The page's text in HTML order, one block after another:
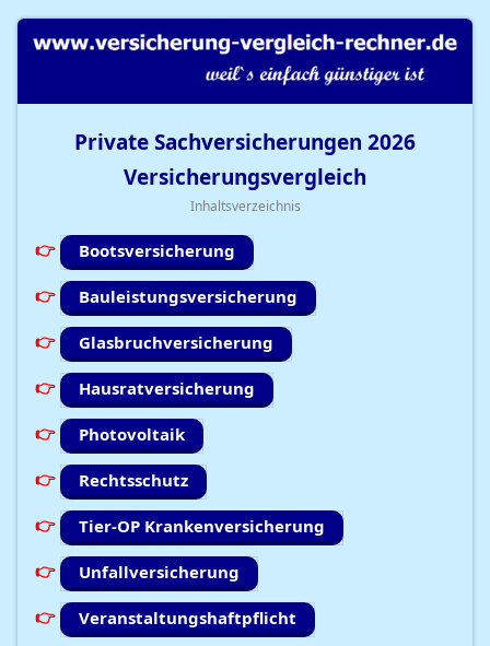
Private Sachversicherungen 2026
Versicherungsvergleich
Inhaltsverzeichnis
Bootsversicherung
Bauleistungsversicherung
Glasbruchversicherung
Hausratversicherung
Photovoltaik
Rechtsschutz
Tier-OP Krankenversicherung
Unfallversicherung
Veranstaltungshaftpflicht